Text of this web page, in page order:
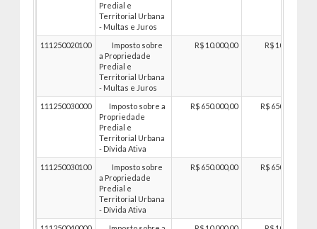
Predial e
Territorial Urbana
- Multas e Juros
111250020100
Imposto sobre
a Propriedade
Predial e
Territorial Urbana
- Multas e Juros
R$ 10.000,00 R$ 10.000,00
111250030000
Imposto sobre a
Propriedade
Predial e
Territorial Urbana
- Dívida Ativa
R$ 650.000,00 R$ 650.000,00
111250030100
Imposto sobre
a Propriedade
Predial e
Territorial Urbana
- Dívida Ativa
R$ 650.000,00 R$ 650.000,00